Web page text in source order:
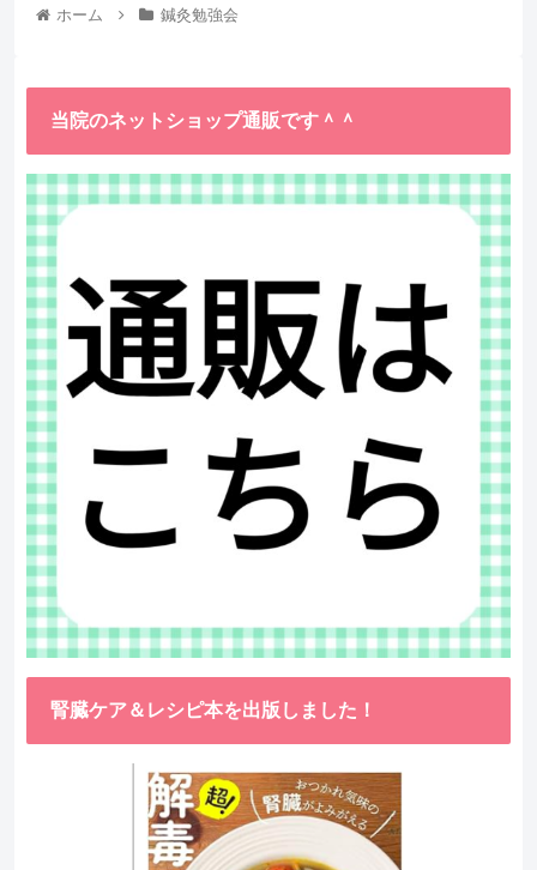
ホーム 鍼灸勉強会
当院のネットショップ通販です＾＾
腎臓ケア＆レシピ本を出版しました！